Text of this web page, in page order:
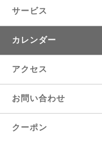
サービス
カレンダー
アクセス
お問い合わせ
クーポン